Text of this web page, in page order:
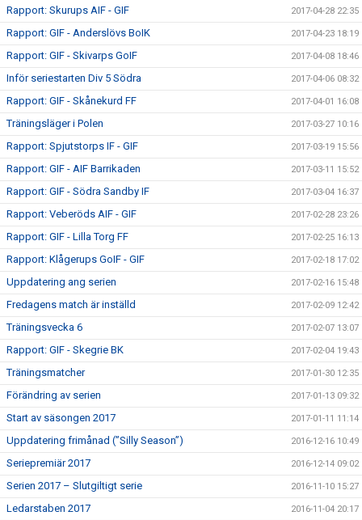
Rapport: Skurups AIF - GIF 2017-04-28 22:35
Rapport: GIF - Anderslövs BoIK 2017-04-23 18:19
Rapport: GIF - Skivarps GoIF 2017-04-08 18:46
Inför seriestarten Div 5 Södra 2017-04-06 08:32
Rapport: GIF - Skånekurd FF 2017-04-01 16:08
Träningsläger i Polen 2017-03-27 10:16
Rapport: Spjutstorps IF - GIF 2017-03-19 15:56
Rapport: GIF - AIF Barrikaden 2017-03-11 15:52
Rapport: GIF - Södra Sandby IF 2017-03-04 16:37
Rapport: Veberöds AIF - GIF 2017-02-28 23:26
Rapport: GIF - Lilla Torg FF 2017-02-25 16:13
Rapport: Klågerups GoIF - GIF 2017-02-18 17:02
Uppdatering ang serien 2017-02-16 15:48
Fredagens match är inställd 2017-02-09 12:42
Träningsvecka 6 2017-02-07 13:07
Rapport: GIF - Skegrie BK 2017-02-04 19:43
Träningsmatcher 2017-01-30 12:35
Förändring av serien 2017-01-13 09:32
Start av säsongen 2017 2017-01-11 11:14
Uppdatering frimånad (”Silly Season”) 2016-12-16 10:49
Seriepremiär 2017 2016-12-14 09:02
Serien 2017 – Slutgiltigt serie 2016-11-10 15:27
Ledarstaben 2017 2016-11-04 20:17